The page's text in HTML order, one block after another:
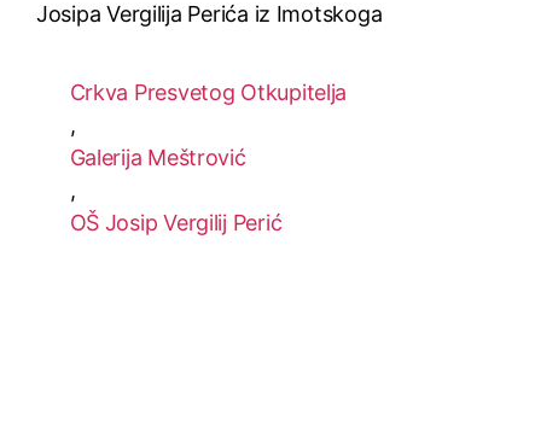
Josipa Vergilija Perića iz Imotskoga
Crkva Presvetog Otkupitelja
,
Galerija Meštrović
,
OŠ Josip Vergilij Perić